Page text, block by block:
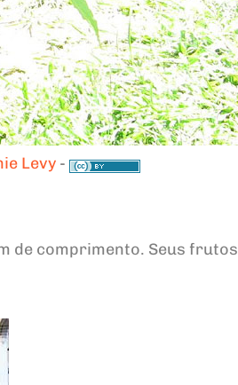
Levy -
de comprimento. Seus frutos